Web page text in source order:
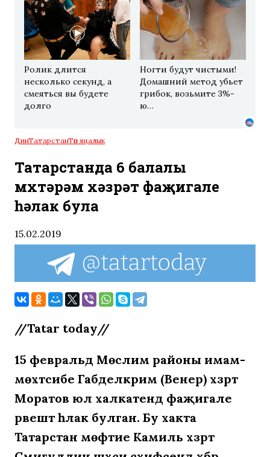
Ролик длится
несколько секунд, а
смеяться вы будете
долго
Ногти будут чистыми!
Домашний метод убьет
грибок, возьмите 3%-
ю…
ДинТатарстанТөп яңалык
Татарстанда 6 балалы
мөхтәрәм хәзрәт фаҗигале
һәлак була
15.02.2019
//Tatar today//
15 февральдә Мөслим районы имам-
мөхтәсибе Габделкәрим (Венер) хәзрәт
Моратов юл халәкатендә фаҗигале
рәвештә һәлак булган. Бу хакта
Татарстан мөфтие Камиль хәзрәт